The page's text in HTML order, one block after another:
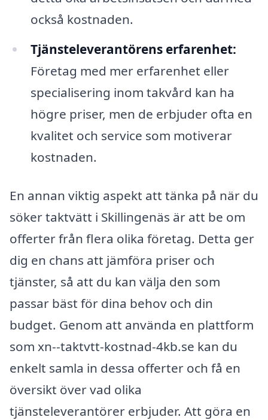
också kostnaden.
Tjänsteleverantörens erfarenhet:
Företag med mer erfarenhet eller
specialisering inom takvård kan ha
högre priser, men de erbjuder ofta en
kvalitet och service som motiverar
kostnaden.
En annan viktig aspekt att tänka på när du
söker taktvätt i Skillingenäs är att be om
offerter från flera olika företag. Detta ger
dig en chans att jämföra priser och
tjänster, så att du kan välja den som
passar bäst för dina behov och din
budget. Genom att använda en plattform
som xn--taktvtt-kostnad-4kb.se kan du
enkelt samla in dessa offerter och få en
översikt över vad olika
tjänsteleverantörer erbjuder. Att göra en